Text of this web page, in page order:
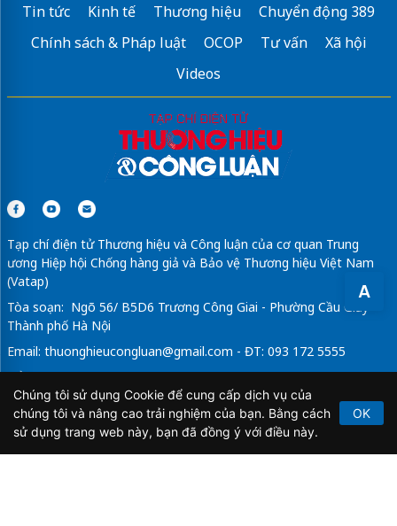
A
Tin tức Kinh tế Thương hiệu
Chuyển động 389
Chính sách & Pháp luật
OCOP Tư vấn
Xã hội
Videos
Tạp chí điện tử Thương hiệu và Công luận của cơ quan Trung
ương Hiệp hội Chống hàng giả và Bảo vệ Thương hiệu Việt Nam
(Vatap)
Tòa soạn: Ngõ 56/ B5D6 Trương Công Giai - Phường Cầu Giấy -
Thành phố Hà Nội
Email: thuonghieucongluan@gmail.com - ĐT: 093 172 5555
Tổng Biên Tập: Vũ Đức Thuận
Giấy phép hoạt động báo chí điện tử số 64/GP-BTTTT do Bộ
Thông tin và Truyền thông cấp ngày 21/2/2020.
Chúng tôi sử dụng Cookie để cung cấp dịch vụ của
chúng tôi và nâng cao trải nghiệm của bạn. Bằng cách
sử dụng trang web này, bạn đã đồng ý với điều này.
OK